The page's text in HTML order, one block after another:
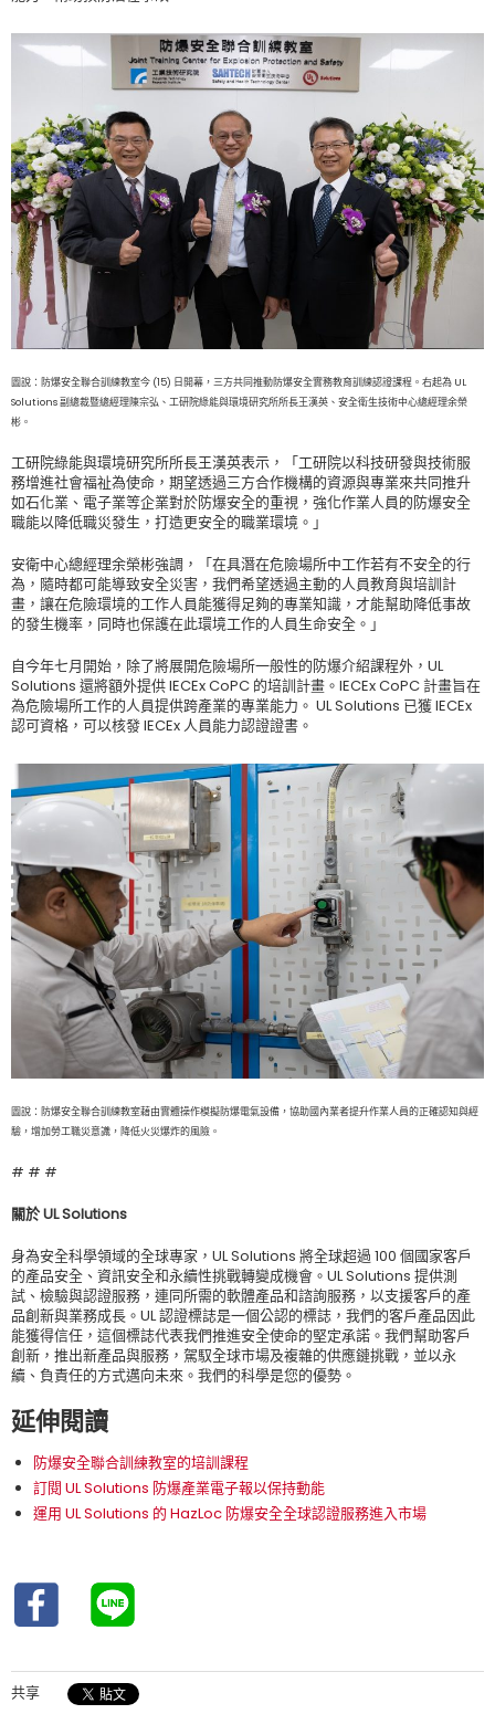
圖說：防爆安全聯合訓練教室今 (15) 日開幕，三方共同推動防爆安全實務教育訓練認證課程。右起為 UL
Solutions 副總裁暨總經理陳宗弘、工研院綠能與環境研究所所長王漢英、安全衛生技術中心總經理余榮
彬。
工研院綠能與環境研究所所長王漢英表示，「工研院以科技研發與技術服
務增進社會福祉為使命，期望透過三方合作機構的資源與專業來共同推升
如石化業、電子業等企業對於防爆安全的重視，強化作業人員的防爆安全
職能以降低職災發生，打造更安全的職業環境。」
安衛中心總經理余榮彬強調，「在具潛在危險場所中工作若有不安全的行
為，隨時都可能導致安全災害，我們希望透過主動的人員教育與培訓計
畫，讓在危險環境的工作人員能獲得足夠的專業知識，才能幫助降低事故
的發生機率，同時也保護在此環境工作的人員生命安全。」
自今年七月開始，除了將展開危險場所一般性的防爆介紹課程外，UL
Solutions 還將額外提供 IECEx CoPC 的培訓計畫。IECEx CoPC 計畫旨在
為危險場所工作的人員提供跨產業的專業能力。 UL Solutions 已獲 IECEx
認可資格，可以核發 IECEx 人員能力認證證書。
圖說：防爆安全聯合訓練教室藉由實體操作模擬防爆電氣設備，協助國內業者提升作業人員的正確認知與經
驗，增加勞工職災意識，降低火災爆炸的風險。
# # #
關於UL Solutions
身為安全科學領域的全球專家，UL Solutions 將全球超過 100 個國家客戶
的產品安全、資訊安全和永續性挑戰轉變成機會。UL Solutions 提供測
試、檢驗與認證服務，連同所需的軟體產品和諮詢服務，以支援客戶的產
品創新與業務成長。UL 認證標誌是一個公認的標誌，我們的客戶產品因此
能獲得信任，這個標誌代表我們推進安全使命的堅定承諾。我們幫助客戶
創新，推出新產品與服務，駕馭全球市場及複雜的供應鏈挑戰，並以永
續、負責任的方式邁向未來。我們的科學是您的優勢。
延伸閱讀
防爆安全聯合訓練教室的培訓課程
訂閱 UL Solutions 防爆產業電子報以保持動能
運用 UL Solutions 的 HazLoc 防爆安全全球認證服務進入市場
共享